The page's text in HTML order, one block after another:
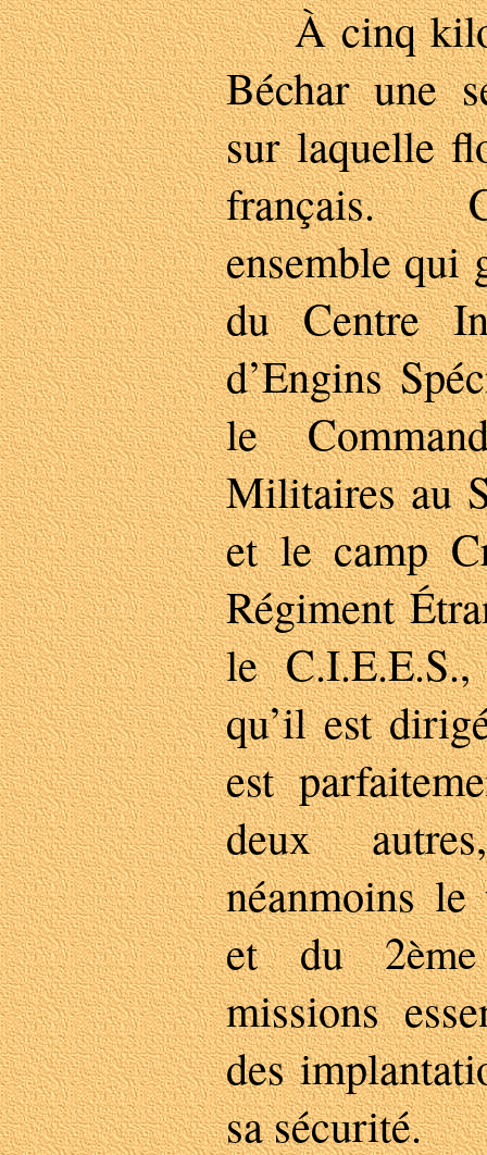
À cinq
Béchar une
sur laquelle
français.
ensemble qui
du Centre
d’Engins
le
Militaires au
et le camp
Régiment
le
qu’il est
est
deux
néanmoins
et du 2ème
missions
des
sa sécurité.